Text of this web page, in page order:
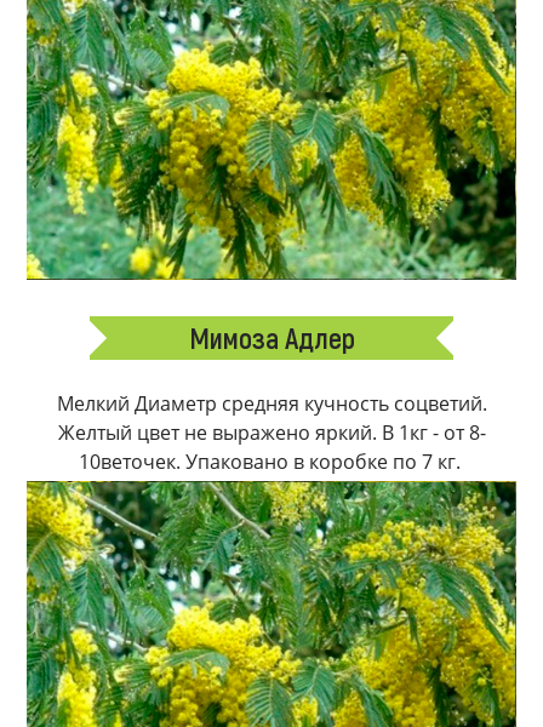
Мимоза Адлер
Мелкий Диаметр средняя кучность соцветий.
Желтый цвет не выражено яркий. В 1кг - от 8-
10веточек. Упаковано в коробке по 7 кг.